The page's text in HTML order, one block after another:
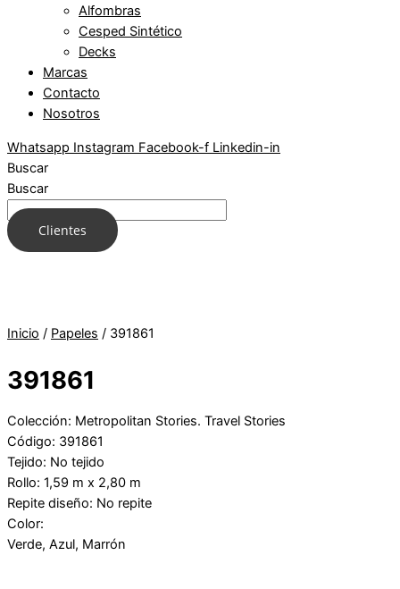
Alfombras
Cesped Sintético
Decks
Marcas
Contacto
Nosotros
Whatsapp Instagram Facebook-f Linkedin-in
Buscar
Buscar
Clientes
Inicio / Papeles / 391861
391861
Colección: Metropolitan Stories. Travel Stories
Código: 391861
Tejido: No tejido
Rollo: 1,59 m x 2,80 m
Repite diseño: No repite
Color:
Verde, Azul, Marrón